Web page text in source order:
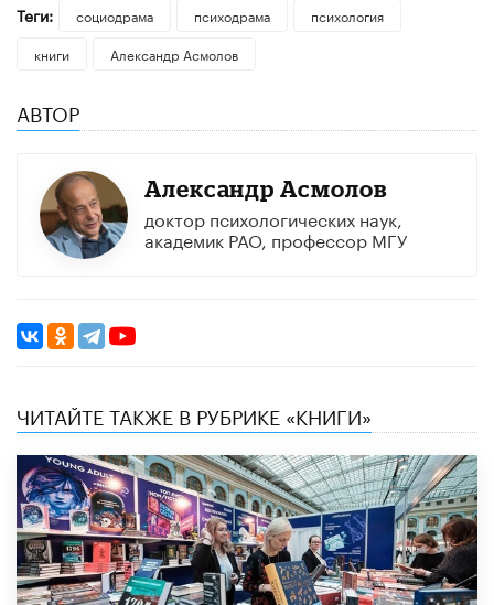
Теги: социодрама психодрама
психология
книги
Александр Асмолов
АВТОР
Александр Асмолов
доктор психологических наук,
академик РАО, профессор МГУ
ЧИТАЙТЕ ТАКЖЕ В РУБРИКЕ «КНИГИ»